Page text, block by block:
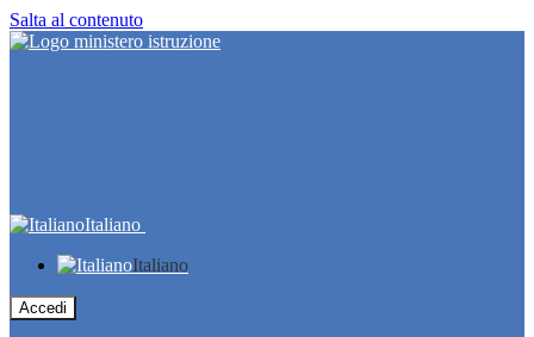
Salta al contenuto
Italiano
Italiano
Accedi